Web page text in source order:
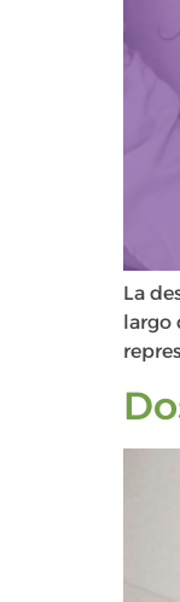
La
largo